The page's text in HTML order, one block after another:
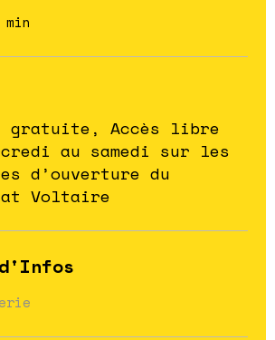
gratuite, Accès libre
au samedi sur les
d’ouverture du
Voltaire